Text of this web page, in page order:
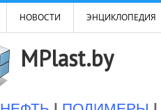
НОВОСТИ ЭНЦИКЛОПЕДИЯ
MPlast.by